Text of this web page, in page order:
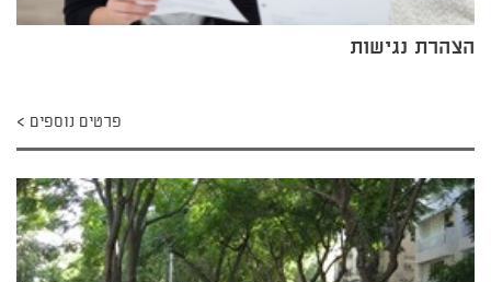
הצהרת נגישות
פרטים נוספים